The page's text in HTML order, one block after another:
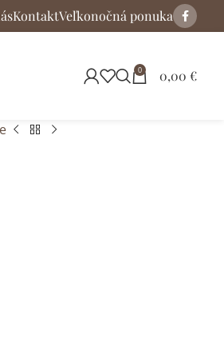
KontaktVeľkonočná ponuka
0 0,00 €